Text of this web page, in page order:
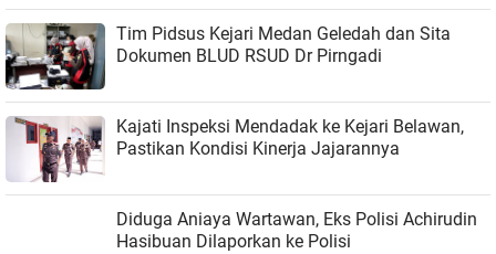
Tim Pidsus Kejari Medan Geledah dan Sita
Dokumen BLUD RSUD Dr Pirngadi
Kajati Inspeksi Mendadak ke Kejari Belawan,
Pastikan Kondisi Kinerja Jajarannya
Diduga Aniaya Wartawan, Eks Polisi Achirudin
Hasibuan Dilaporkan ke Polisi